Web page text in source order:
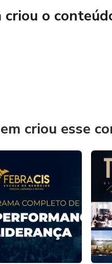
criou o
criou esse